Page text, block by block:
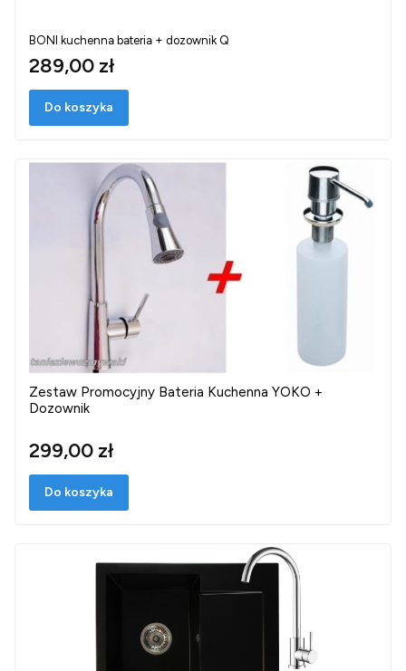
BONI kuchenna bateria + dozownik Q
289,00 zł
Do koszyka
Zestaw Promocyjny Bateria Kuchenna YOKO +
Dozownik
299,00 zł
Do koszyka